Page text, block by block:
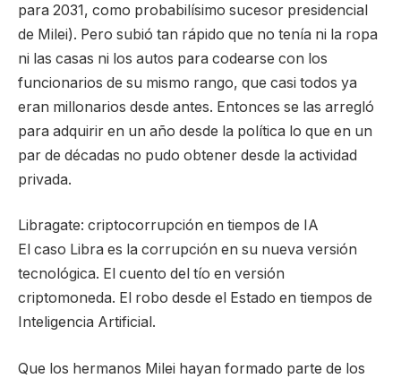
para 2031, como probabilísimo sucesor presidencial
de Milei). Pero subió tan rápido que no tenía ni la ropa
ni las casas ni los autos para codearse con los
funcionarios de su mismo rango, que casi todos ya
eran millonarios desde antes. Entonces se las arregló
para adquirir en un año desde la política lo que en un
par de décadas no pudo obtener desde la actividad
privada.
Libragate: criptocorrupción en tiempos de IA
El caso Libra es la corrupción en su nueva versión
tecnológica. El cuento del tío en versión
criptomoneda. El robo desde el Estado en tiempos de
Inteligencia Artificial.
Que los hermanos Milei hayan formado parte de los